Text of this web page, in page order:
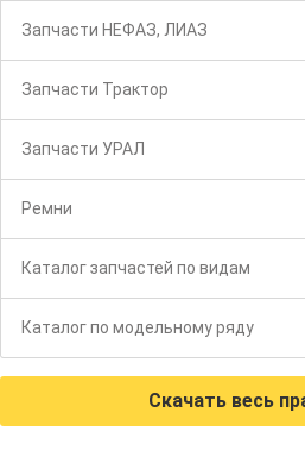
Запчасти НЕФАЗ, ЛИАЗ
Запчасти Трактор
Запчасти УРАЛ
Ремни
Каталог запчастей по видам
Каталог по модельному ряду
Скачать весь